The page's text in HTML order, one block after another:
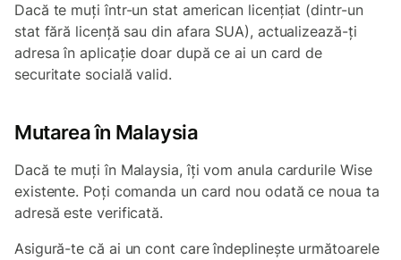
Dacă te muți într-un stat american licențiat (dintr-un
stat fără licență sau din afara SUA), actualizează-ți
adresa în aplicație doar după ce ai un card de
securitate socială valid.
Mutarea în Malaysia
Dacă te muți în Malaysia, îți vom anula cardurile Wise
existente. Poți comanda un card nou odată ce noua ta
adresă este verificată.
Asigură-te că ai un cont care îndeplinește următoarele